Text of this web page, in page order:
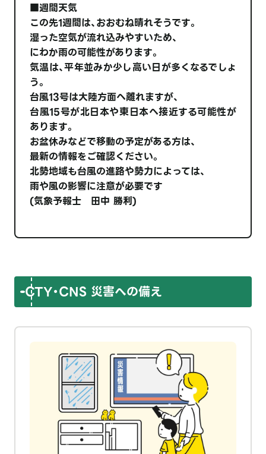
■週間天気
この先1週間は、おおむね晴れそうです。
湿った空気が流れ込みやすいため、
にわか雨の可能性があります。
気温は、平年並みか少し高い日が多くなるでしょ
う。
台風13号は大陸方面へ離れますが、
台風15号が北日本や東日本へ接近する可能性が
あります。
お盆休みなどで移動の予定がある方は、
最新の情報をご確認ください。
北勢地域も台風の進路や勢力によっては、
雨や風の影響に注意が必要です
(気象予報士 田中 勝利)
CTY・CNS 災害への備え